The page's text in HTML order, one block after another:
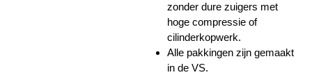
zonder dure zuigers met
hoge compressie of
cilinderkopwerk.
Alle pakkingen zijn gemaakt
in de VS.